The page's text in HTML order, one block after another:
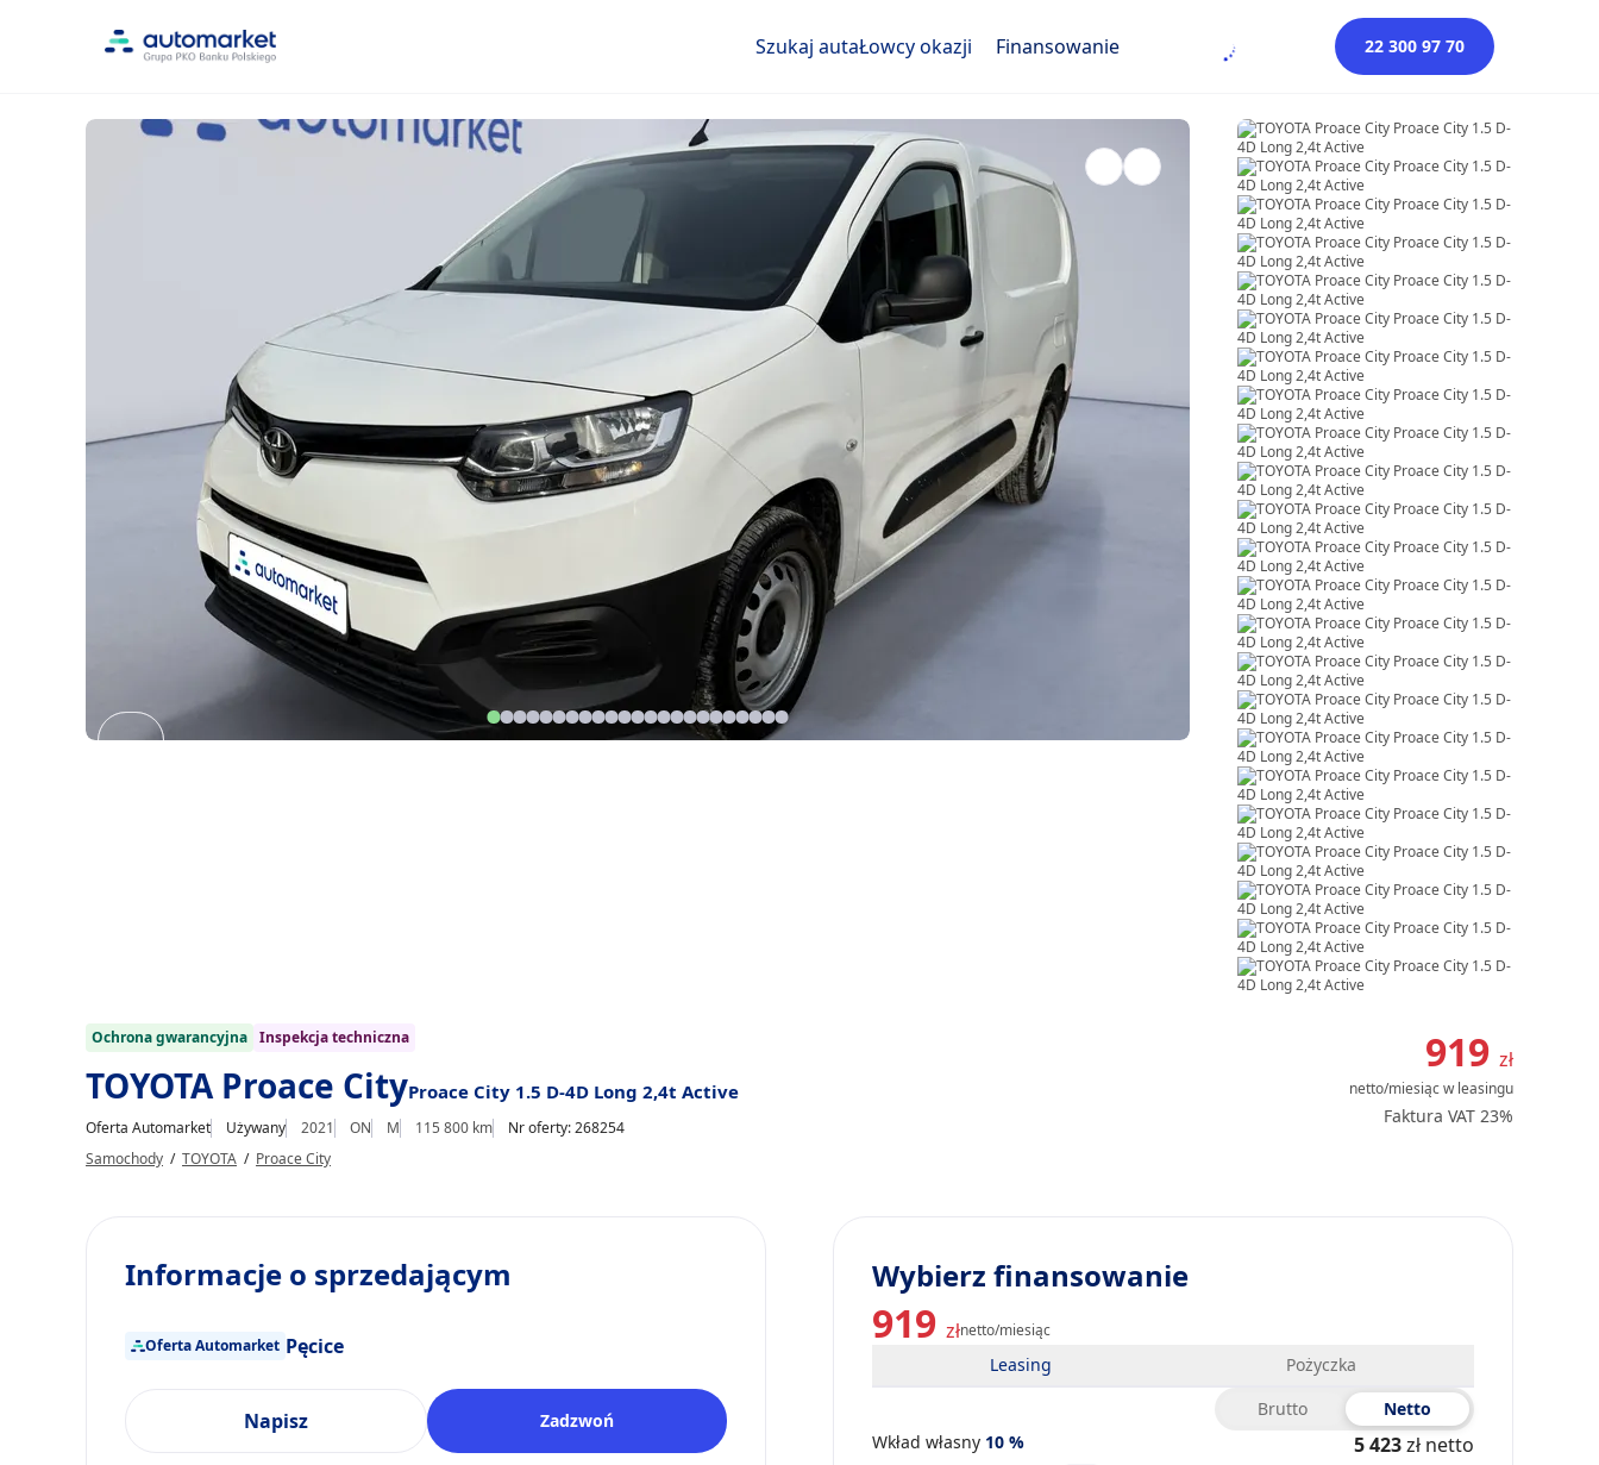
Szukaj autaŁowcy okazji Finansowanie 22 300 97 70
Ochrona gwarancyjna Inspekcja techniczna
TOYOTA Proace CityProace City 1.5 D-4D Long 2,4t Active
Oferta Automarket Używany 2021 ON M 115 800 km
Nr oferty: 268254
Samochody / TOYOTA / Proace City
919 zł
netto/miesiącw leasingu
Faktura VAT 23%
Wybierz finansowanie
919 złnetto/miesiąc
Leasing
Pożyczka
Brutto
Netto
Wkład własny 10 % 5 423zł netto
Informacje o sprzedającym
Oferta Automarket Pęcice
Napisz Zadzwoń